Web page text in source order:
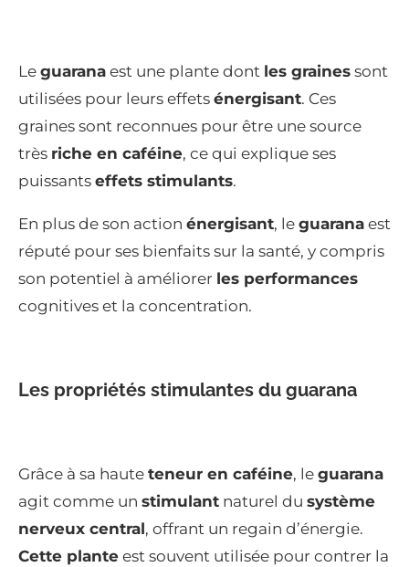
Le guarana est une plante dont les graines sont
utilisées pour leurs effets énergisant. Ces
graines sont reconnues pour être une source
très riche en caféine, ce qui explique ses
puissants effets stimulants.
En plus de son action énergisant, le guarana est
réputé pour ses bienfaits sur la santé, y compris
son potentiel à améliorer les performances
cognitives et la concentration.
Les propriétés stimulantes du guarana
Grâce à sa haute teneur en caféine, le guarana
agit comme un stimulant naturel du système
nerveux central, offrant un regain d’énergie.
Cette plante est souvent utilisée pour contrer la